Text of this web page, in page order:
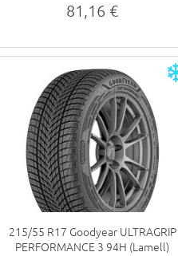
81,16 €
215/55 R17 Goodyear ULTRAGRIP
PERFORMANCE 3 94H (Lamell)